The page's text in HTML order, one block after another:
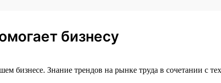
бизнесу
Знание трендов на рынке труда в сочетании с